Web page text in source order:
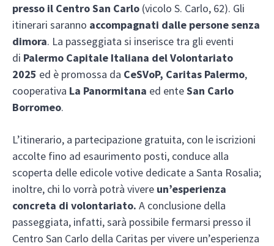
presso il Centro San Carlo (vicolo S. Carlo, 62). Gli
itinerari saranno accompagnati dalle persone senza
dimora. La passeggiata si inserisce tra gli eventi
di Palermo Capitale Italiana del Volontariato
2025 ed è promossa da CeSVoP, Caritas Palermo,
cooperativa La Panormitana ed enteSan Carlo
Borromeo.
L’itinerario, a partecipazione gratuita, con le iscrizioni
accolte fino ad esaurimento posti, conduce alla
scoperta delle edicole votive dedicate a Santa Rosalia;
inoltre, chi lo vorrà potrà vivere un’esperienza
concreta di volontariato. A conclusione della
passeggiata, infatti, sarà possibile fermarsi presso il
Centro San Carlo della Caritas per vivere un’esperienza